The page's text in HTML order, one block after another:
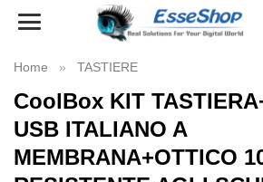
Toggle
Home TASTIERE
CoolBox KIT
USB ITALIANO A
MEMBRANA+OTTICO